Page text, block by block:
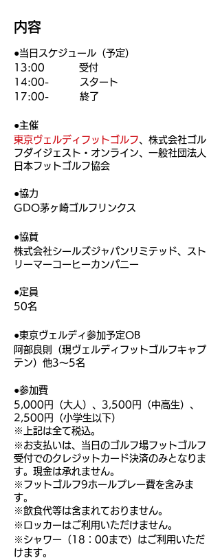
内容
●当日スケジュール（予定）
13:00 受付
14:00- スタート
17:00- 終了
●主催
東京ヴェルディフットゴルフ、株式会社ゴル
フダイジェスト・オンライン、一般社団法人
日本フットゴルフ協会
●協力
GDO茅ヶ崎ゴルフリンクス
●協賛
株式会社シールズジャパンリミテッド、スト
リーマーコーヒーカンパニー
●定員
50名
●東京ヴェルディ参加予定OB
阿部良則（現ヴェルディフットゴルフキャプ
テン）他3～5名
●参加費
5,000円（大人）、3,500円（中高生）、
2,500円（小学生以下）
※上記は全て税込。
※お支払いは、当日のゴルフ場フットゴルフ
受付でのクレジットカード決済のみとなりま
す。現金は承れません。
※フットゴルフ9ホールプレー費を含みま
す。
※飲食代等は含まれておりません。
※ロッカーはご利用いただけません。
※シャワー（18：00まで）はご利用いただ
けます。